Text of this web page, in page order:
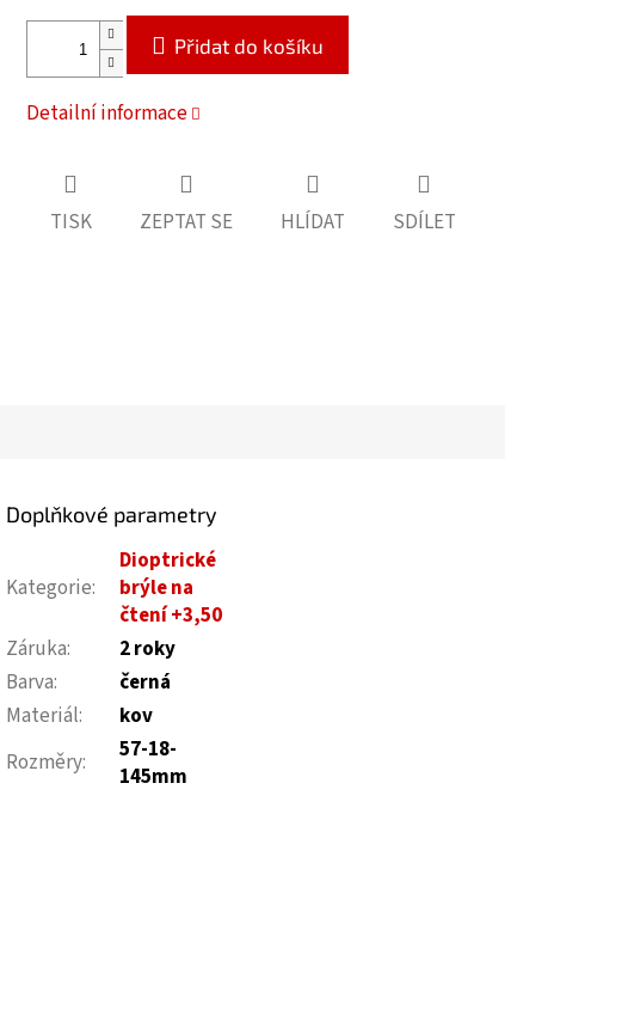
Přidat do košíku
Detailní informace
TISK ZEPTAT SE HLÍDAT SDÍLET
Doplňkové parametry
Kategorie:
Dioptrické
brýle na
čtení +3,50
Záruka:
2 roky
Barva:
černá
Materiál:
kov
Rozměry:
57-18-
145mm